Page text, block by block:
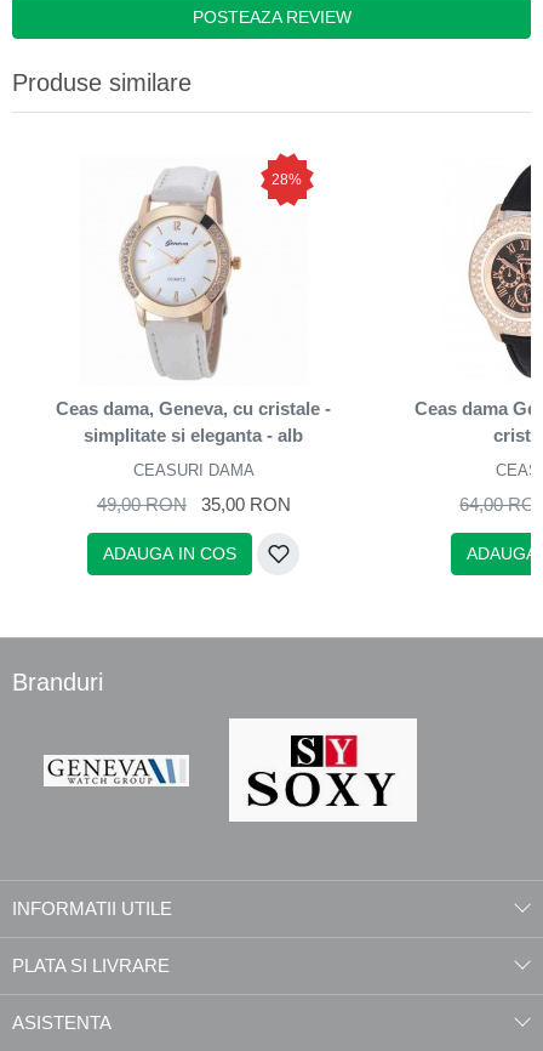
POSTEAZA REVIEW
Produse similare
28%
Ceas dama, Geneva, cu cristale -
simplitate si eleganta - alb
CEASURI DAMA
49,00 RON 35,00 RON
ADAUGA IN COS
Ceas dama
64,00
ADAUGA
Branduri
INFORMATII UTILE
PLATA SI LIVRARE
ASISTENTA